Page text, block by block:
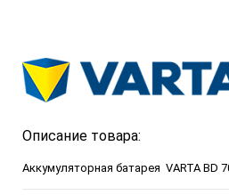
Описание товара:
Аккумуляторная батарея VARTA BD